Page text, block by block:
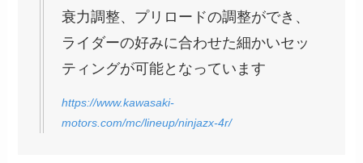
衰力調整、プリロードの調整ができ、
ライダーの好みに合わせた細かいセッ
ティングが可能となっています
https://www.kawasaki-
motors.com/mc/lineup/ninjazx-4r/